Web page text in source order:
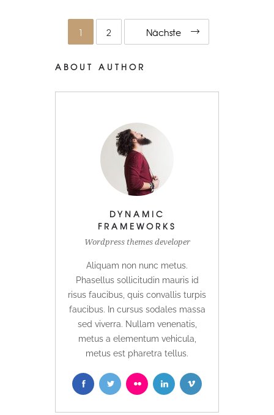
1 2 Nächste
ABOUT AUTHOR
DYNAMIC
FRAMEWORKS
Wordpress themes developer
Aliquam non nunc metus.
Phasellus sollicitudin mauris id
risus faucibus, quis convallis turpis
faucibus. In cursus sodales massa
sed viverra. Nullam venenatis,
metus a elementum vehicula,
metus est pharetra tellus.